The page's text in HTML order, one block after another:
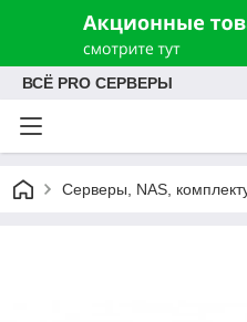
ВСЁ PRO СЕРВЕРЫ
Серверы, NAS,